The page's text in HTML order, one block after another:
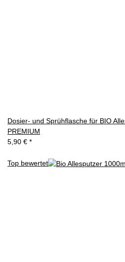
Dosier- und Sprühflasche für BIO
PREMIUM
5,90 € *
Top bewertet